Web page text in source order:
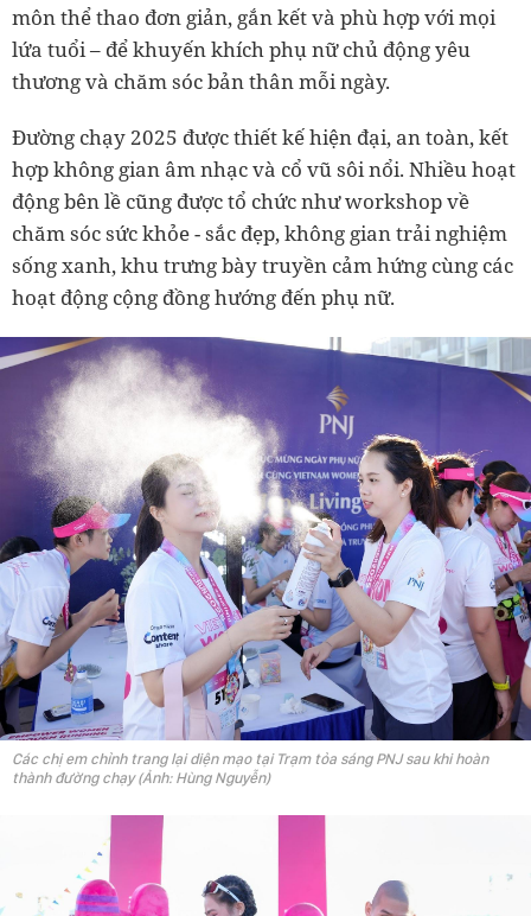
môn thể thao đơn giản, gắn kết và phù hợp với mọi
lứa tuổi – để khuyến khích phụ nữ chủ động yêu
thương và chăm sóc bản thân mỗi ngày.
Đường chạy 2025 được thiết kế hiện đại, an toàn, kết
hợp không gian âm nhạc và cổ vũ sôi nổi. Nhiều hoạt
động bên lề cũng được tổ chức như workshop về
chăm sóc sức khỏe - sắc đẹp, không gian trải nghiệm
sống xanh, khu trưng bày truyền cảm hứng cùng các
hoạt động cộng đồng hướng đến phụ nữ.
Các chị em chỉnh trang lại diện mạo tại Trạm tỏa sáng PNJ sau khi hoàn
thành đường chạy (Ảnh: Hùng Nguyễn)